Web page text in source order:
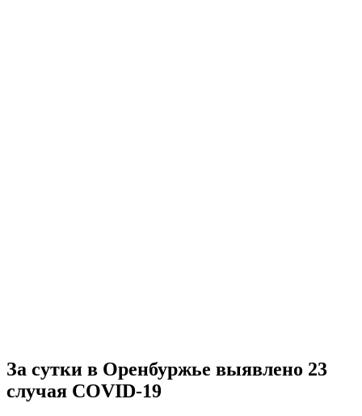
За сутки в Оренбуржье выявлено 23
случая COVID-19